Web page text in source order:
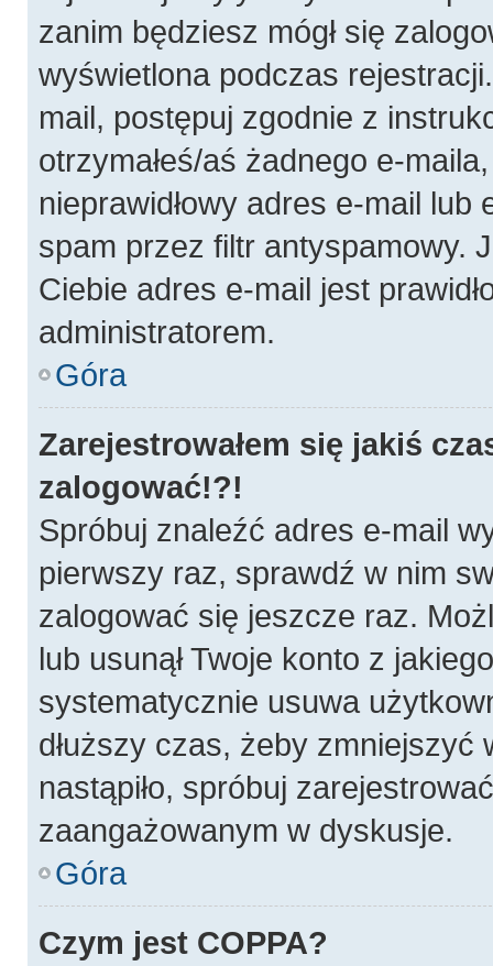
zanim będziesz mógł się
wyświetlona podczas
mail, postępuj zgodnie z
otrzymałeś/aś żadnego e-
nieprawidłowy adres e-mail lub
spam przez filtr antyspamowy.
Ciebie adres e-mail jest
administratorem.
Góra
Zarejestrowałem się jakiś
zalogować!?!
Spróbuj znaleźć adres e-mail
pierwszy raz, sprawdź w nim
zalogować się jeszcze raz.
lub usunął Twoje konto z
systematycznie usuwa
dłuższy czas, żeby
nastąpiło, spróbuj
zaangażowanym w dyskusje.
Góra
Czym jest COPPA?